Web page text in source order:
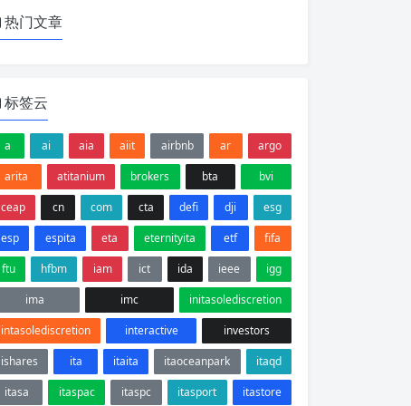
热门文章
标签云
a ai aia aiit airbnb ar
argo
arita
atitanium brokers bta
bvi
ceap
cn com cta defi dji
esg
esp
espita eta eternityita etf
fifa
ftu
hfbm iam ict ida ieee
igg
ima
imc
initasolediscretion
intasolediscretion
interactive
investors
ishares
ita itaita itaoceanpark
itaqd
itasa
itaspac itaspc itasport itastore